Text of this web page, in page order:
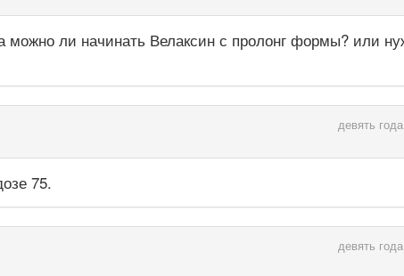
можно ли начинать Велаксин с пролонг формы? или
девять
75.
девять